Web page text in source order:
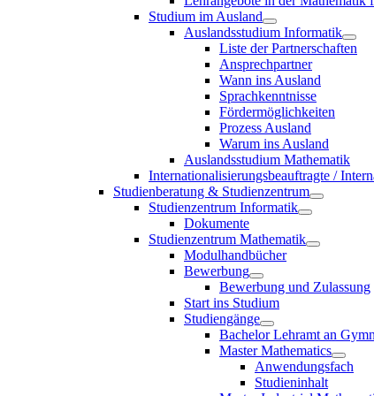
Studium im Ausland
Auslandsstudium Informatik
Liste der Partnerschaften
Ansprechpartner
Wann ins Ausland
Sprachkenntnisse
Fördermöglichkeiten
Prozess Ausland
Warum ins Ausland
Auslandsstudium Mathematik
Internationalisierungsbeauftragte /
Studienberatung & Studienzentrum
Studienzentrum Informatik
Dokumente
Studienzentrum Mathematik
Modulhandbücher
Bewerbung
Bewerbung und Zulassung
Start ins Studium
Studiengänge
Bachelor Lehramt an
Master Mathematics
Anwendungsfach
Studieninhalt